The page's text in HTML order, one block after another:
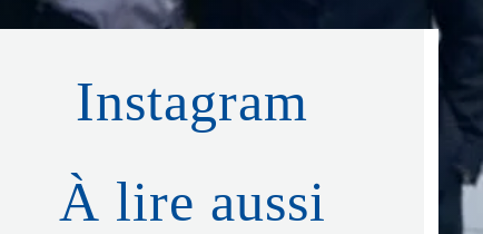
Instagram
À lire aussi